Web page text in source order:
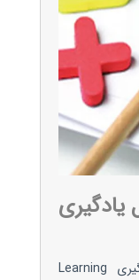
ارزیابی و درمان کودکان اختلال یادگیری Learning